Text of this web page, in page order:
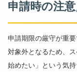
申請時の注
申請期限の厳守が重
対象外となるため、
始めたい」という気